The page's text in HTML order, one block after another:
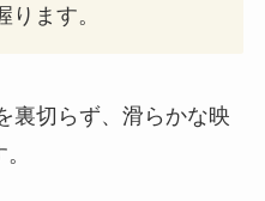
ます。
裏切らず、滑らかな映